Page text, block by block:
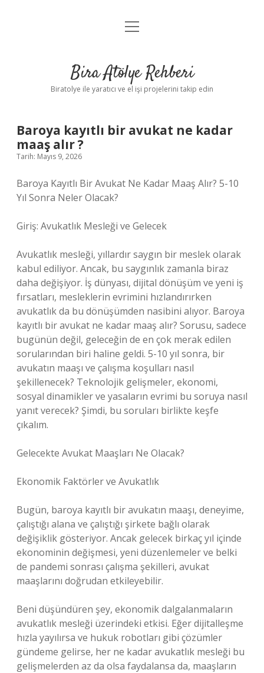
Anasayfa
Yasal Uyarı
menüyü
Bira Atölye Rehberi
Biratolye ile yaratıcı ve el işi projelerini takip edin
Baroya kayıtlı bir avukat ne kadar
maaş alır ?
Tarih: Mayıs 9, 2026
Baroya Kayıtlı Bir Avukat Ne Kadar Maaş Alır? 5-10
Yıl Sonra Neler Olacak?
Giriş: Avukatlık Mesleği ve Gelecek
Avukatlık mesleği, yıllardır saygın bir meslek olarak
kabul ediliyor. Ancak, bu saygınlık zamanla biraz
daha değişiyor. İş dünyası, dijital dönüşüm ve yeni iş
fırsatları, mesleklerin evrimini hızlandırırken
avukatlık da bu dönüşümden nasibini alıyor. Baroya
kayıtlı bir avukat ne kadar maaş alır? Sorusu, sadece
bugünün değil, geleceğin de en çok merak edilen
sorularından biri haline geldi. 5-10 yıl sonra, bir
avukatın maaşı ve çalışma koşulları nasıl
şekillenecek? Teknolojik gelişmeler, ekonomi,
sosyal dinamikler ve yasaların evrimi bu soruya nasıl
yanıt verecek? Şimdi, bu soruları birlikte keşfe
çıkalım.
Gelecekte Avukat Maaşları Ne Olacak?
Ekonomik Faktörler ve Avukatlık
Bugün, baroya kayıtlı bir avukatın maaşı, deneyime,
çalıştığı alana ve çalıştığı şirkete bağlı olarak
değişiklik gösteriyor. Ancak gelecek birkaç yıl içinde
ekonominin değişmesi, yeni düzenlemeler ve belki
de pandemi sonrası çalışma şekilleri, avukat
maaşlarını doğrudan etkileyebilir.
Beni düşündüren şey, ekonomik dalgalanmaların
avukatlık mesleği üzerindeki etkisi. Eğer dijitalleşme
hızla yayılırsa ve hukuk robotları gibi çözümler
gündeme gelirse, her ne kadar avukatlık mesleği bu
gelişmelerden az da olsa faydalansa da, maaşların